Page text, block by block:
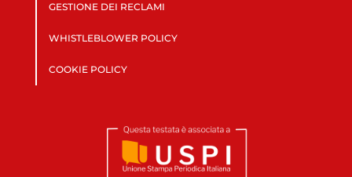
GESTIONE DEI RECLAMI
WHISTLEBLOWER POLICY
COOKIE POLICY